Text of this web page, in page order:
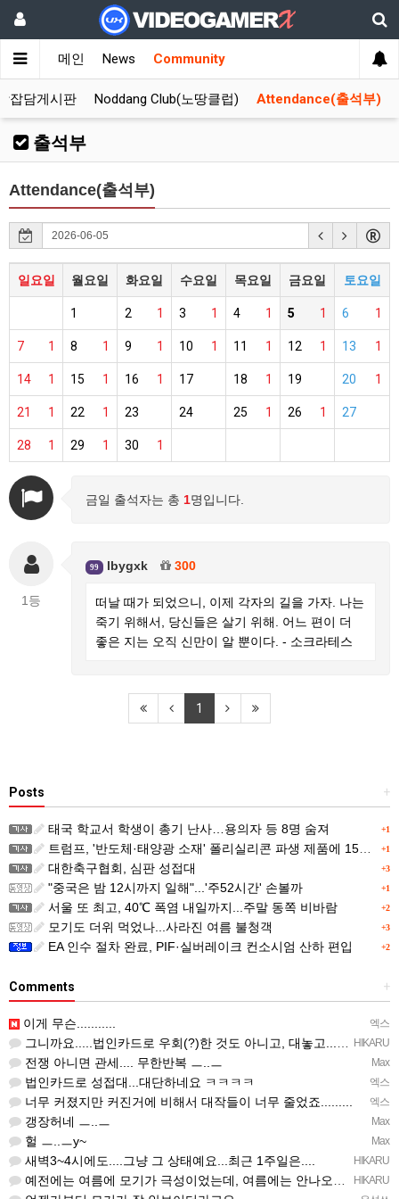
메인 News Community
잡담게시판 Noddang Club(노땅클럽) Attendance(출석부)
출석부
Attendance(출석부)
일요일 월요일 화요일 수요일 목요일 금요일 토요일
1 1
2 1
3 1
4 1
5 1
6
1
7 1
8 1
9 1
10 1
11 1
12 1
13
1
14 1
15 1
16 17 1
18 19 1
20
1
21 1
22 23 24 1
25 1
26 27
1
28 1
29 1
30
금일 출석자는 총 1명입니다.
1등
99 lbygxk 300
떠날 때가 되었으니, 이제 각자의 길을 가자. 나는
죽기 위해서, 당신들은 살기 위해. 어느 편이 더
좋은 지는 오직 신만이 알 뿐이다. - 소크라테스
1
+
Posts
+1
태국 학교서 학생이 총기 난사…용의자 등 8명 숨져
+1
트럼프, '반도체·태양광 소재' 폴리실리콘 파생 제품에 15% 관세...한국 기업도 영향
+3
대한축구협회, 심판 성접대
+1
"중국은 밤 12시까지 일해"...'주52시간' 손볼까
+2
서울 또 최고, 40℃ 폭염 내일까지...주말 동쪽 비바람
+3
모기도 더위 먹었나...사라진 여름 불청객
+2
EA 인수 절차 완료, PIF·실버레이크 컨소시엄 산하 편입
+
Comments
엑스
이게 무슨...........
HIKARU
그니까요.....법인카드로 우회(?)한 것도 아니고, 대놓고...ㅋ ㅋ)
Max
전쟁 아니면 관세.... 무한반복 ㅡ..ㅡ
엑스
법인카드로 성접대...대단하네요 ㅋㅋㅋㅋ
엑스
너무 커졌지만 커진거에 비해서 대작들이 너무 줄었죠.........
Max
갱장허네 ㅡ..ㅡ
Max
헐 ㅡ..ㅡy~
HIKARU
새벽3~4시에도....그냥 그 상태예요...최근 1주일은....
HIKARU
예전에는 여름에 모기가 극성이었는데, 여름에는 안나오는 것 같은.....ㅎ ㅎ)